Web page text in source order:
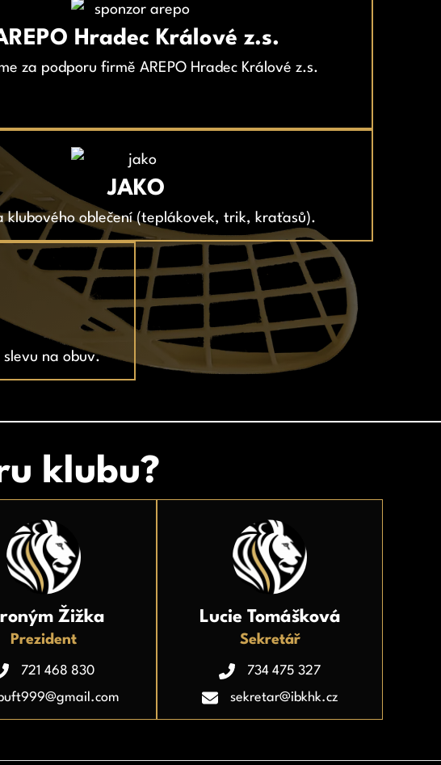
Hradec Králové z.s.
za podporu firmě AREPO Hradec Králové z.s.
JAKO
klubového oblečení (teplákovek, trik, kraťasů).
na obuv.
klubu?
Žižka
Prezident
721 468 830
Lucie Tomášková
Sekretář
734 475 327
sekretar@ibkhk.cz